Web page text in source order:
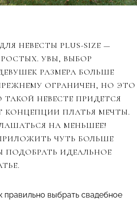
НЕВЕСТЫ PLUS-SIZE —
УВЫ, ВЫБОР
РАЗМЕРА БОЛЬШЕ
ОГРАНИЧЕН, НО ЭТО
ТАКОЙ НЕВЕСТЕ ПРИДЕТСЯ
КОНЦЕПЦИИ ПЛАТЬЯ МЕЧТЫ.
НА МЕНЬШЕЕ!
ЧУТЬ БОЛЬШЕ
ПОДОБРАТЬ ИДЕАЛЬНОЕ
правильно выбрать свадебное